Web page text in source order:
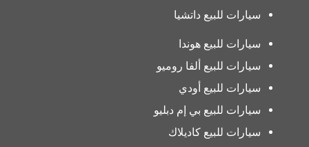
سيارات للبيع داتشيا
سيارات للبيع هوندا
سيارات للبيع ألفا روميو
سيارات للبيع أودي
سيارات للبيع بي إم دبليو
سيارات للبيع كاديلاك